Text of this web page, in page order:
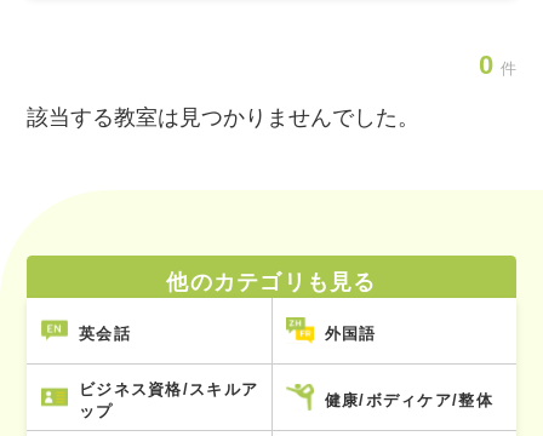
0 件
該当する教室は見つかりませんでした。
他のカテゴリも見る
英会話 外国語
ビジネス資格/スキルア
ップ
健康/ボディケア/整体